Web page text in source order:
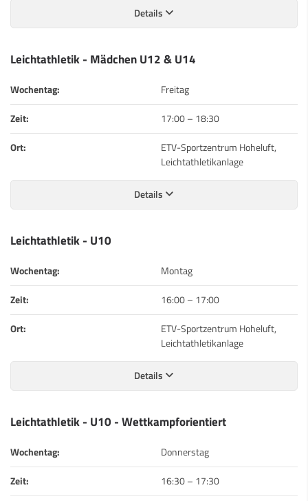
Details
Leichtathletik - Mädchen U12 & U14
Wochentag:
Freitag
Zeit:
17:00– 18:30
Ort:
ETV-Sportzentrum Hoheluft,
Leichtathletikanlage
Details
Leichtathletik - U10
Wochentag:
Montag
Zeit:
16:00– 17:00
Ort:
ETV-Sportzentrum Hoheluft,
Leichtathletikanlage
Details
Leichtathletik - U10 - Wettkampforientiert
Wochentag:
Donnerstag
Zeit:
16:30– 17:30